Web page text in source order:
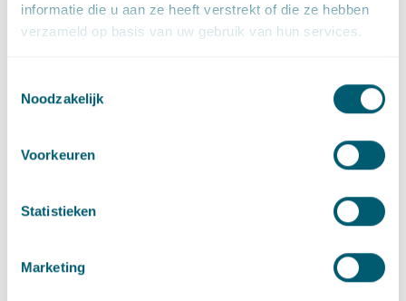
informatie die u aan ze heeft verstrekt of die ze hebben
verzameld op basis van uw gebruik van hun services.
Noodzakelijk
Voorkeuren
Statistieken
Marketing
Subsidies/geld